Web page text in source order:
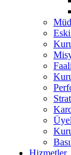
Hizmetler